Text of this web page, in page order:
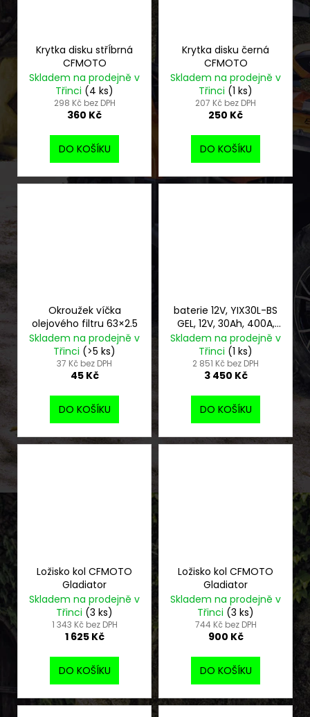
Krytka disku střÍbrná
CFMOTO
Skladem na prodejně v
Třinci (4 ks)
298 Kč bez DPH
360 Kč
DO KOŠÍKU
Krytka disku černá
CFMOTO
Skladem na prodejně v
Třinci (1 ks)
207 Kč bez DPH
250 Kč
DO KOŠÍKU
Okroužek víčka
olejového filtru 63×2.5
Skladem na prodejně v
Třinci (>5 ks)
37 Kč bez DPH
45 Kč
DO KOŠÍKU
baterie 12V, YIX30L-BS
GEL, 12V, 30Ah, 400A,
bezúdržbová GEL
technologie
165x125x175 FULBAT
(aktivovaná ve
Skladem na prodejně v
Třinci (1 ks)
2 851 Kč bez DPH
3 450 Kč
DO KOŠÍKU
Ložisko kol CFMOTO
Gladiator
Skladem na prodejně v
Třinci (3 ks)
1 343 Kč bez DPH
1 625 Kč
DO KOŠÍKU
Ložisko kol CFMOTO
Gladiator
Skladem na prodejně v
Třinci (3 ks)
744 Kč bez DPH
900 Kč
DO KOŠÍKU